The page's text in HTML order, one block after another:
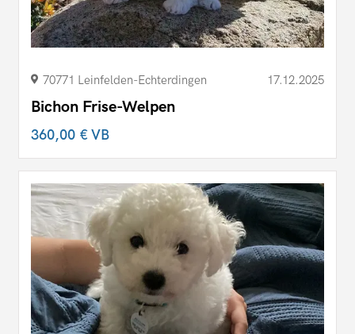
70771 Leinfelden-Echterdingen 17.12.2025
Bichon Frise-Welpen
360,00 €VB